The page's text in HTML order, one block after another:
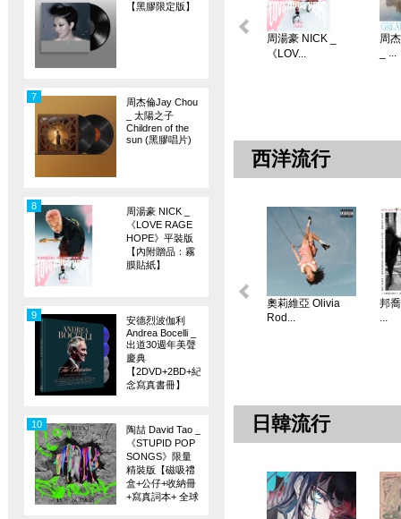
【黑膠限定版】
周杰倫Jay Chou
_ 太陽之子
Children of the
sun (黑膠唱片)
7
周湯豪 NICK _
《LOVE RAGE
HOPE》平裝版
【內附贈品：霧
膜貼紙】
8
安德烈波伽利
Andrea Bocelli _
出道30週年美聲
慶典
【2DVD+2BD+紀
念寫真書冊】
9
陶喆 David Tao _
《STUPID POP
SONGS》限量
精裝版【磁吸禮
盒+公仔+收納冊
+寫真詞本+ 全球
10
周湯豪 NICK _
《LOV...
周
_ ...
西洋流行
奧莉維亞 Olivia
Rod...
邦
...
日韓流行